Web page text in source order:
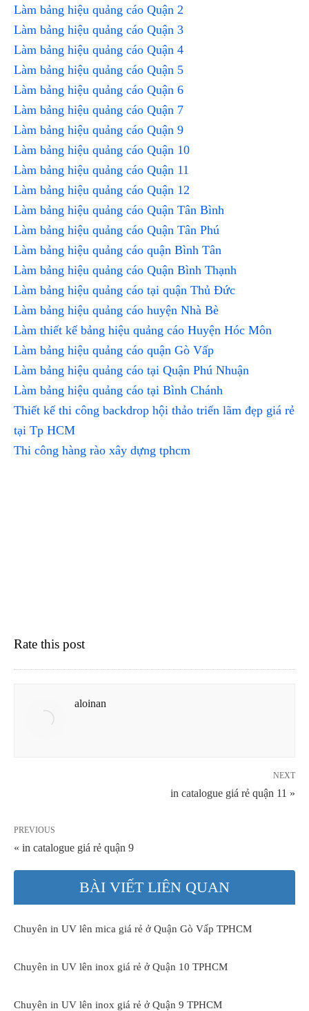
Làm bảng hiệu quảng cáo Quận 2
Làm bảng hiệu quảng cáo Quận 3
Làm bảng hiệu quảng cáo Quận 4
Làm bảng hiệu quảng cáo Quận 5
Làm bảng hiệu quảng cáo Quận 6
Làm bảng hiệu quảng cáo Quận 7
Làm bảng hiệu quảng cáo Quận 9
Làm bảng hiệu quảng cáo Quận 10
Làm bảng hiệu quảng cáo Quận 11
Làm bảng hiệu quảng cáo Quận 12
Làm bảng hiệu quảng cáo Quận Tân Bình
Làm bảng hiệu quảng cáo Quận Tân Phú
Làm bảng hiệu quảng cáo quận Bình Tân
Làm bảng hiệu quảng cáo Quận Bình Thạnh
Làm bảng hiệu quảng cáo tại quận Thủ Đức
Làm bảng hiệu quảng cáo huyện Nhà Bè
Làm thiết kế bảng hiệu quảng cáo Huyện Hóc Môn
Làm bảng hiệu quảng cáo quận Gò Vấp
Làm bảng hiệu quảng cáo tại Quận Phú Nhuận
Làm bảng hiệu quảng cáo tại Bình Chánh
Thiết kế thi công backdrop hội thảo triển lãm đẹp giá rẻ
tại Tp HCM
Thi công hàng rào xây dựng tphcm
Rate this post
aloinan
NEXT
in catalogue giá rẻ quận 11 »
PREVIOUS
« in catalogue giá rẻ quận 9
BÀI VIẾT LIÊN QUAN
Chuyên in UV lên mica giá rẻ ở Quận Gò Vấp TPHCM
Chuyên in UV lên inox giá rẻ ở Quận 10 TPHCM
Chuyên in UV lên inox giá rẻ ở Quận 9 TPHCM